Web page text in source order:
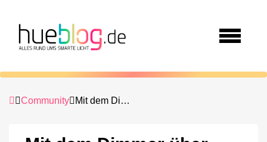
Community Mit dem Dimmer über Tastenbelegung neben den Lampen eine einzelne Steckdose steuern?